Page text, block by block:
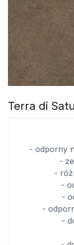
Terra di
- odporny
-
-
-
-
-
-